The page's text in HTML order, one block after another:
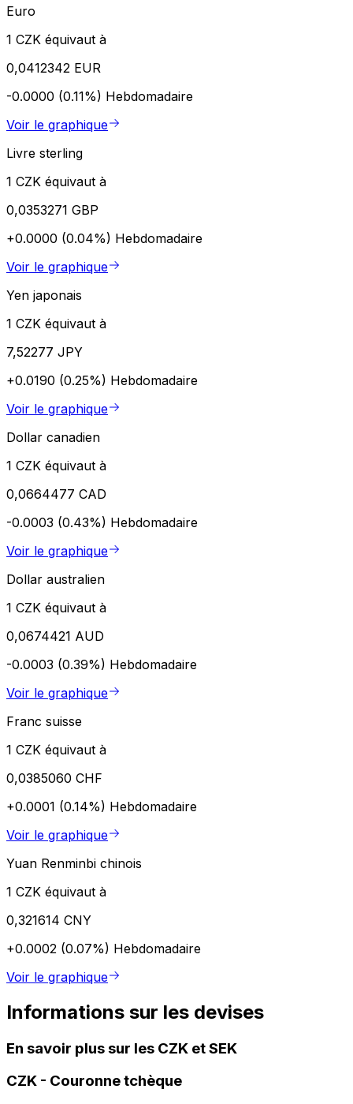
Euro
1 CZK équivaut à
0,0412342 EUR
-0.0000 (0.11%) Hebdomadaire
Voir le graphique
Livre sterling
1 CZK équivaut à
0,0353271 GBP
+0.0000 (0.04%) Hebdomadaire
Voir le graphique
Yen japonais
1 CZK équivaut à
7,52277 JPY
+0.0190 (0.25%) Hebdomadaire
Voir le graphique
Dollar canadien
1 CZK équivaut à
0,0664477 CAD
-0.0003 (0.43%) Hebdomadaire
Voir le graphique
Dollar australien
1 CZK équivaut à
0,0674421 AUD
-0.0003 (0.39%) Hebdomadaire
Voir le graphique
Franc suisse
1 CZK équivaut à
0,0385060 CHF
+0.0001 (0.14%) Hebdomadaire
Voir le graphique
Yuan Renminbi chinois
1 CZK équivaut à
0,321614 CNY
+0.0002 (0.07%) Hebdomadaire
Voir le graphique
Informations sur les devises
En savoir plus sur les CZK et SEK
CZK - Couronne tchèque